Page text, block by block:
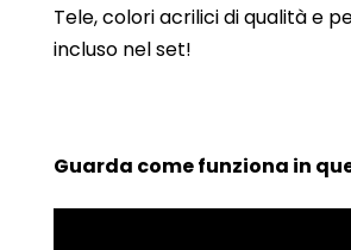
Tele, colori acrilici di qualità e
incluso nel set!
Guarda come funziona in